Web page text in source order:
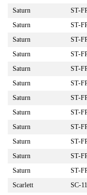
Saturn
ST-
Saturn
ST-
Saturn
ST-
Saturn
ST-
Saturn
ST-
Saturn
ST-
Saturn
ST-
Saturn
ST-
Saturn
ST-
Saturn
ST-
Saturn
ST-
Saturn
ST-
Scarlett
SC-